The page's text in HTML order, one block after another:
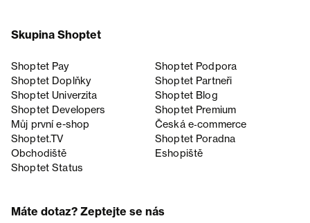
Skupina Shoptet
Shoptet Pay
Shoptet Podpora
Shoptet Doplňky
Shoptet Partneři
Shoptet Univerzita
Shoptet Blog
Shoptet Developers
Shoptet Premium
Můj první e-shop
Česká e‑commerce
Shoptet.TV
Shoptet Poradna
Obchodiště
Eshopiště
Shoptet Status
Máte dotaz? Zeptejte se nás